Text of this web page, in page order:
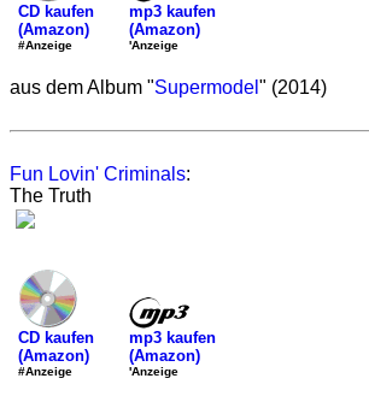
CD kaufen
(Amazon)
#Anzeige
mp3 kaufen
(Amazon)
'Anzeige
aus dem Album "Supermodel " (2014)
Fun Lovin' Criminals:
The Truth
CD kaufen
(Amazon)
#Anzeige
mp3 kaufen
(Amazon)
'Anzeige